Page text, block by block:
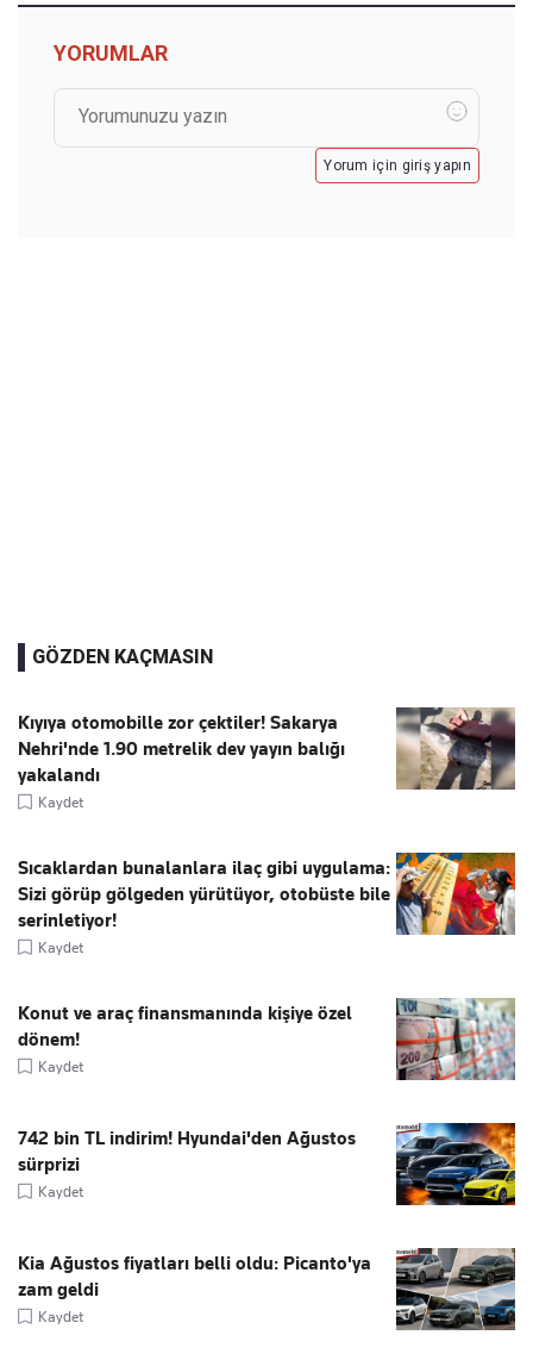
YORUMLAR
Yorum için giriş yapın
GÖZDEN KAÇMASIN
Kıyıya otomobille zor çektiler! Sakarya
Nehri'nde 1.90 metrelik dev yayın balığı
yakalandı
Kaydet
Sıcaklardan bunalanlara ilaç gibi uygulama:
Sizi görüp gölgeden yürütüyor, otobüste bile
serinletiyor!
Kaydet
Konut ve araç finansmanında kişiye özel
dönem!
Kaydet
742 bin TL indirim! Hyundai'den Ağustos
sürprizi
Kaydet
Kia Ağustos fiyatları belli oldu: Picanto'ya
zam geldi
Kaydet